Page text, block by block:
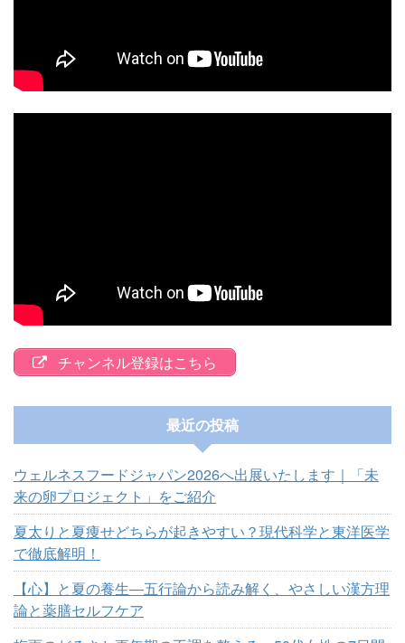
チャンネル登録はこちら
最近の投稿
ウェルネスフードジャパン2026へ出展いたします｜「未
来の卵プロジェクト」をご紹介
夏太りと夏痩せどちらが起きやすい？現代科学と東洋医学
で徹底解明！
【心】と夏の養生―五行論から読み解く、やさしい漢方理
論と薬膳セルフケア